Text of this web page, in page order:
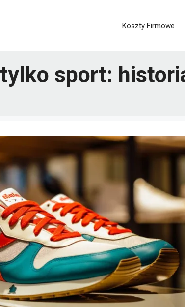
Koszty Firmowe
sport: